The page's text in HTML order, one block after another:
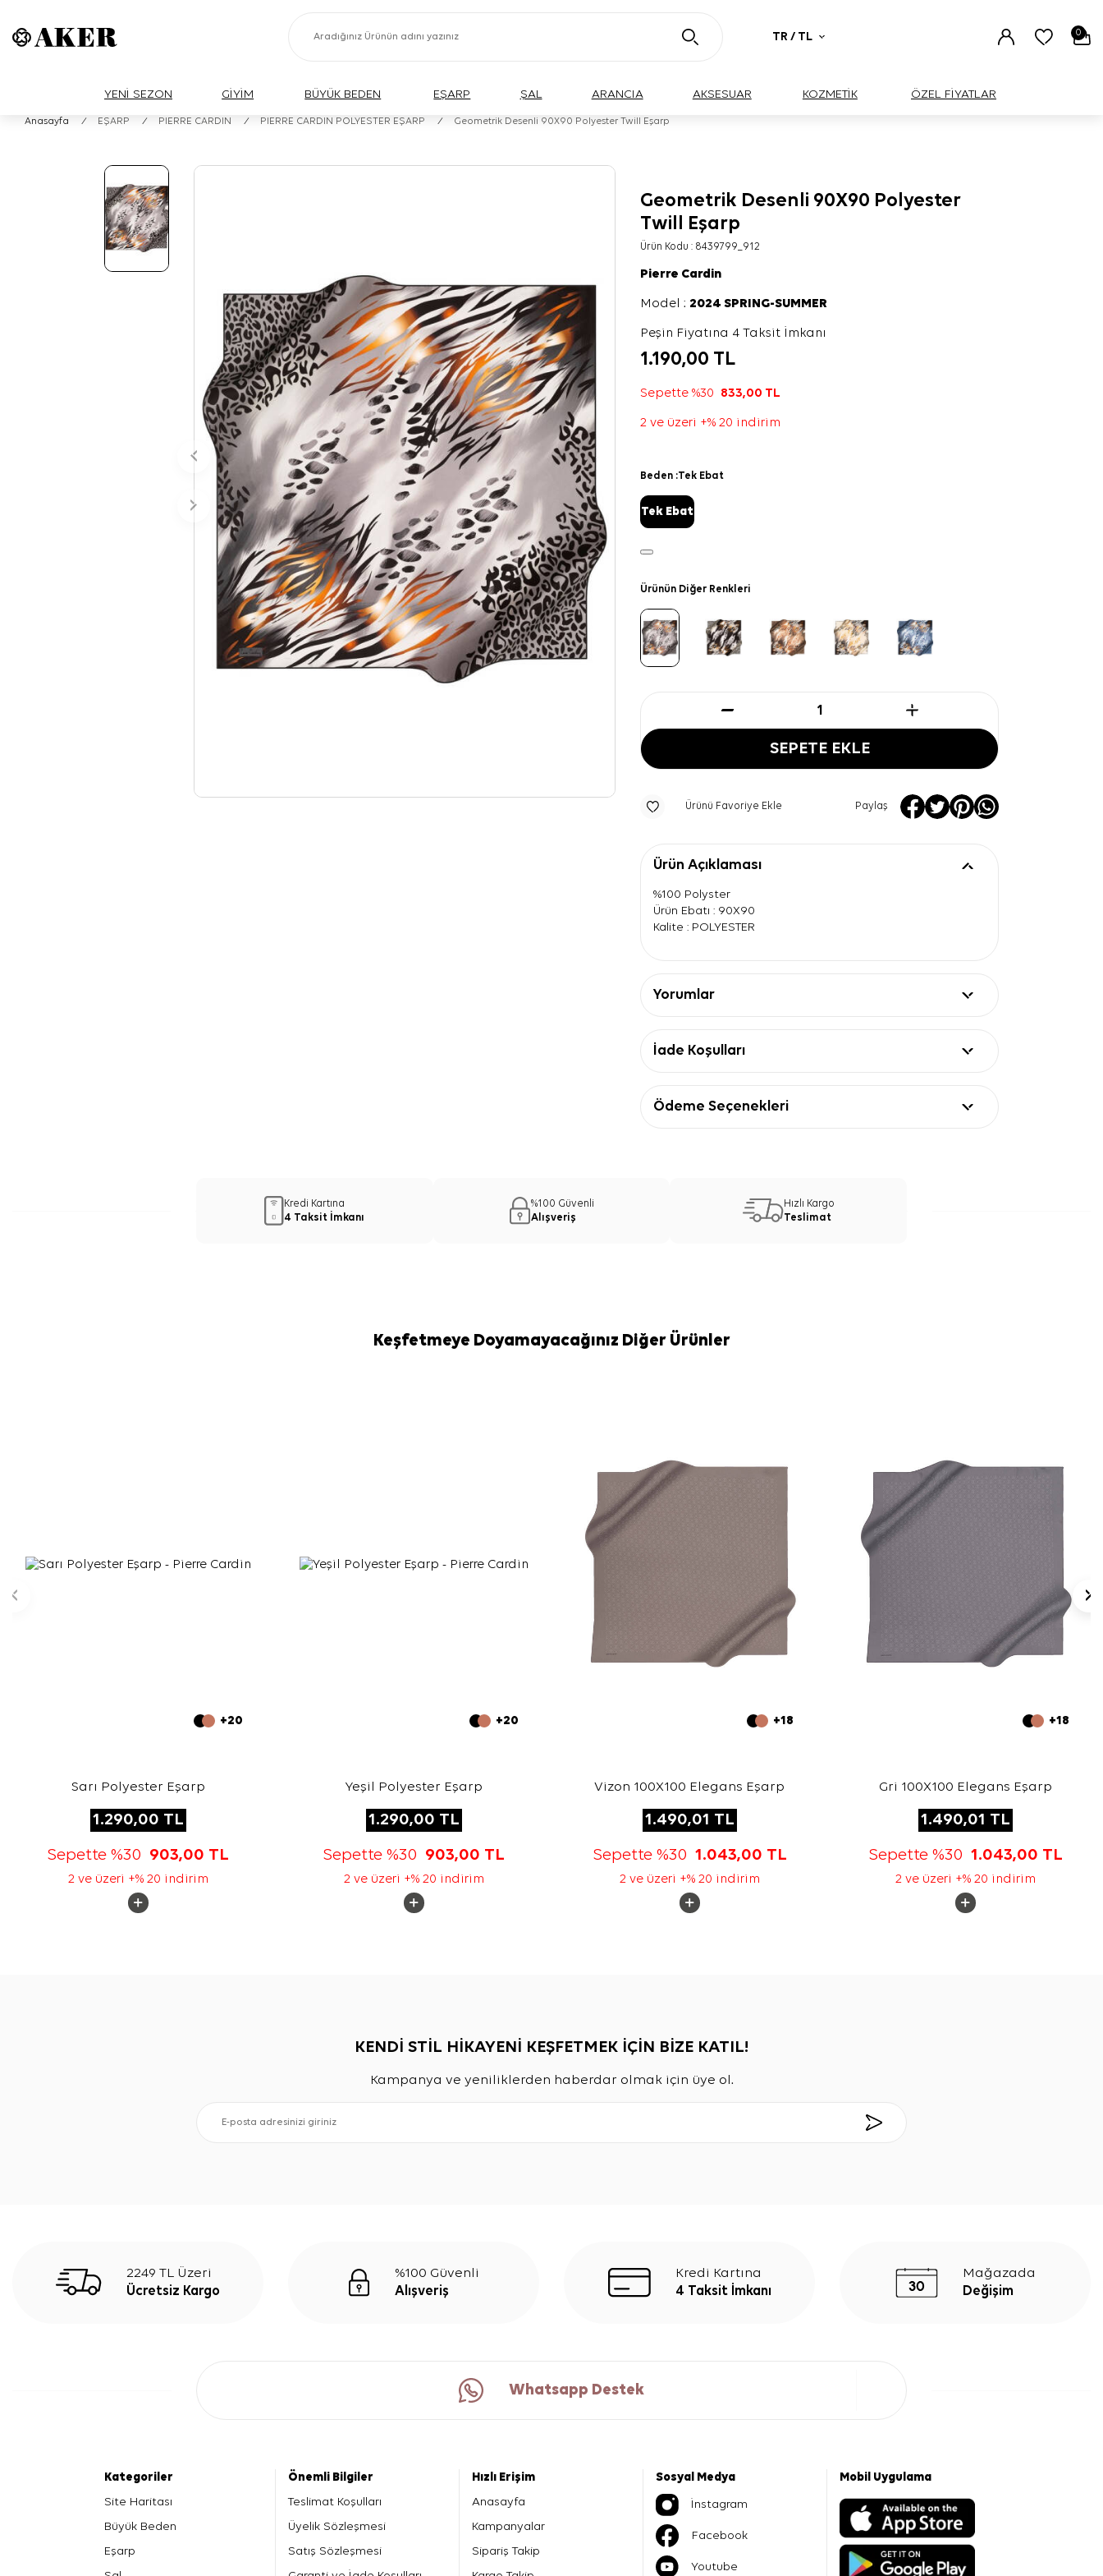
TR / TL 0
YENİ SEZON GİYİM BÜYÜK BEDEN EŞARP ŞAL ARANCIA AKSESUAR KOZMETİK ÖZEL FİYATLAR
Anasayfa / EŞARP / PIERRE CARDIN / PIERRE CARDIN POLYESTER EŞARP / Geometrik Desenli 90X90 Polyester Twill Eşarp
Geometrik Desenli 90X90 Polyester
Twill Eşarp
Ürün Kodu : 8439799_912
Pierre Cardin
Model :2024 SPRING-SUMMER
Peşin Fiyatına 4 Taksit İmkanı
1.190,00 TL
Sepette %30 833,00 TL
2 ve üzeri +% 20 indirim
Beden :Tek Ebat
Tek Ebat
Ürünün Diğer Renkleri
SEPETE EKLE
Ürünü Favoriye Ekle Paylaş
Ürün Açıklaması
%100 Polyster
Ürün Ebatı : 90X90
Kalite : POLYESTER
Yorumlar
İade Koşulları
Ödeme Seçenekleri
Kredi Kartına
4 Taksit İmkanı
%100 Güvenli
Alışveriş
Hızlı Kargo
Teslimat
Keşfetmeye Doyamayacağınız Diğer Ürünler
+20
Sarı Polyester Eşarp
1.290,00 TL
Sepette %30 903,00 TL
2 ve üzeri +% 20 indirim
+20
Yeşil Polyester Eşarp
1.290,00 TL
Sepette %30 903,00 TL
2 ve üzeri +% 20 indirim
+18
Vizon 100X100 Elegans Eşarp
1.490,01 TL
Sepette %30 1.043,00 TL
2 ve üzeri +% 20 indirim
+18
Gri 100X100 Elegans Eşarp
1.490,01 TL
Sepette %30 1.043,00 TL
2 ve üzeri +% 20 indirim
KENDİ STİL HİKAYENİ KEŞFETMEK İÇİN BİZE KATIL!
Kampanya ve yeniliklerden haberdar olmak için üye ol.
2249 TL Üzeri
Ücretsiz Kargo
%100 Güvenli
Alışveriş
Kredi Kartına
4 Taksit İmkanı
Mağazada
Değişim
Whatsapp Destek
Kategoriler
Site Haritası
Büyük Beden
Eşarp
Önemli Bilgiler
Teslimat Koşulları
Üyelik Sözleşmesi
Satış Sözleşmesi
Hızlı Erişim
Anasayfa
Kampanyalar
Sipariş Takip
Sosyal Medya
İnstagram
Facebook
Youtube
Mobil Uygulama